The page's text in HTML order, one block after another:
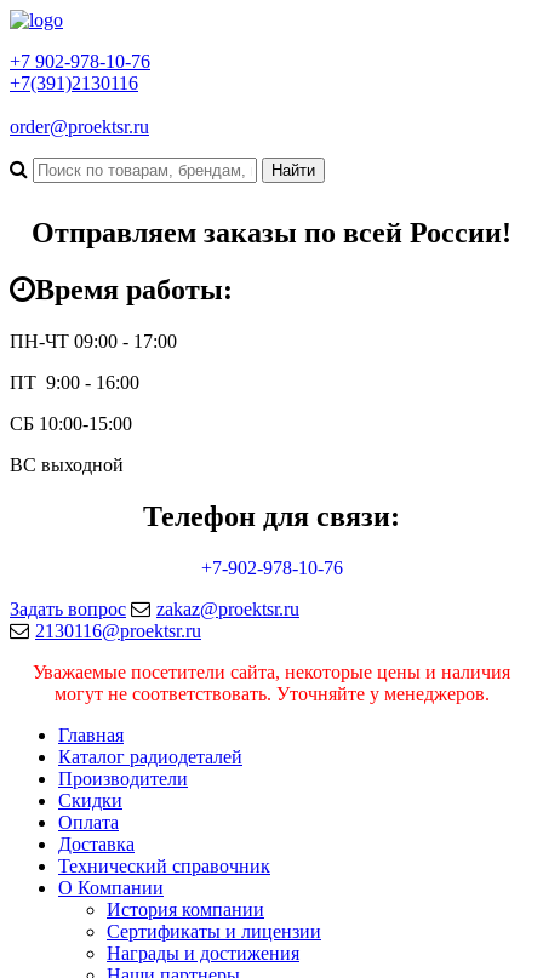
+7 902-978-10-76
+7(391)2130116
order@proektsr.ru
Отправляем заказы по всей России!
Время работы:
ПН-ЧТ 09:00 - 17:00
ПТ 9:00 - 16:00
СБ 10:00-15:00
ВС выходной
Телефон для связи:
+7-902-978-10-76
Задать вопрос
zakaz@proektsr.ru
2130116@proektsr.ru
Уважаемые посетители сайта, некоторые цены и наличия
могут не соответствовать. Уточняйте у менеджеров.
Главная
Каталог радиодеталей
Производители
Скидки
Оплата
Доставка
Технический справочник
О Компании
История компании
Сертификаты и лицензии
Награды и достижения